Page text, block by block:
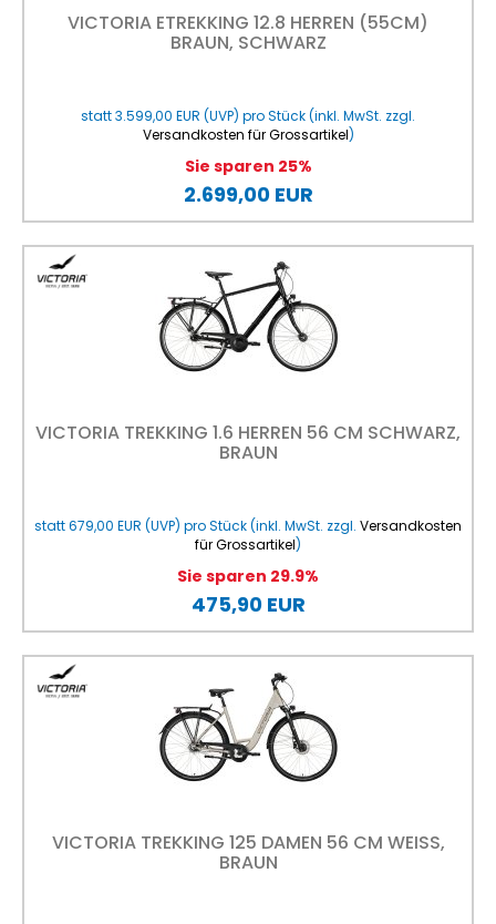
VICTORIA ETREKKING 12.8 HERREN (55CM)
BRAUN, SCHWARZ
statt3.599,00 EUR (UVP) pro Stück (inkl. MwSt. zzgl.
Versandkosten für Grossartikel)
Sie sparen 25%
2.699,00 EUR
VICTORIA TREKKING 1.6 HERREN 56 CM SCHWARZ,
BRAUN
statt679,00 EUR (UVP) pro Stück (inkl. MwSt. zzgl. Versandkosten
für Grossartikel)
Sie sparen 29.9%
475,90 EUR
VICTORIA TREKKING 125 DAMEN 56 CM WEISS, B
RAUN